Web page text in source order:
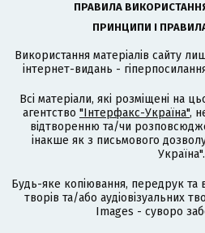
ПРАВИЛА
ПРИНЦИПИ І
Використання матеріалів сайту
інтернет-видань -
Всі матеріали, які розміщені на
агентство "Інтерфакс-Україна",
відтворенню та/чи
інакше як з письмового
Україна".
Будь-яке копіювання, передрук та
творів та/або аудіовізуальних
Images - суворо